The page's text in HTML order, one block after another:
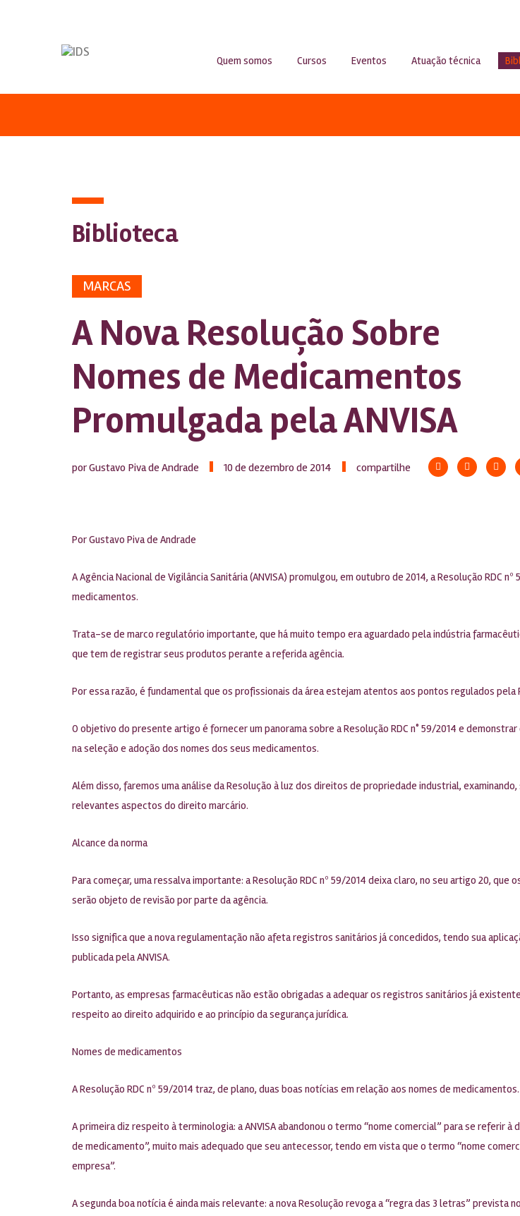
Quem somos Cursos Eventos Atuação técnica
Biblioteca
MARCAS
A Nova Resolução Sobre
Nomes de Medicamentos
Promulgada pela ANVISA
por Gustavo Piva de Andrade 10 de dezembro de 2014 compartilhe
PorGustavo Piva de Andrade
A Agência Nacional de Vigilância Sanitária (ANVISA) promulgou, em outubro de 2014, a Resolução RDC
medicamentos.
Trata-se de marco regulatório importante, que há muito tempo era aguardado pela indústria
que tem de registrar seus produtos perante a referida agência.
Por essa razão, é fundamental que os profissionais da área estejam atentos aos pontos regulados
O objetivo do presente artigo é fornecer um panorama sobre a Resolução RDC n° 59/2014 e
na seleção e adoção dos nomes dos seus medicamentos.
Além disso, faremos uma análise da Resolução à luz dos direitos de propriedade industrial,
relevantes aspectos do direito marcário.
Alcance da norma
Para começar, uma ressalva importante: a Resolução RDC nº 59/2014 deixa claro, no seu artigo 20,
serão objeto de revisão por parte da agência.
Isso significa que a nova regulamentação não afeta registros sanitários já concedidos, tendo sua
publicada pela ANVISA.
Portanto, as empresas farmacêuticas não estão obrigadas a adequar os registros sanitários já
respeito ao direito adquirido e ao princípio da segurança jurídica.
Nomes de medicamentos
A Resolução RDC nº 59/2014 traz, de plano, duas boas notícias em relação aos nomes de medicamentos.
A primeira diz respeito à terminologia: a ANVISA abandonou o termo “nome comercial” para se referir
de medicamento”, muito mais adequado que seu antecessor, tendo em vista que o termo “nome
empresa”.
A segunda boa notícia é ainda mais relevante: a nova Resolução revoga a “regra das 3 letras” prevista